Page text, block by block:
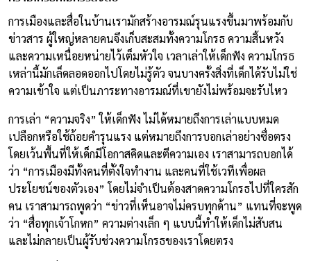
การเมืองและสื่อในบ้านเรามักสร้างอารมณ์รุนแรงขึ้นมาพร้อมกับ
ข่าวสาร ผู้ใหญ่หลายคนจึงเก็บสะสมทั้งความโกรธ ความสิ้นหวัง
และความเหนื่อยหน่ายไว้เต็มหัวใจ เวลาเล่าให้เด็กฟัง ความโกรธ
เหล่านี้มักเล็ดลอดออกไปโดยไม่รู้ตัว จนบางครั้งสิ่งที่เด็กได้รับไม่ใช่
ความเข้าใจ แต่เป็นภาระทางอารมณ์ที่เขายังไม่พร้อมจะรับไหว
การเล่า “ความจริง” ให้เด็กฟัง ไม่ได้หมายถึงการเล่าแบบหมด
เปลือกหรือใช้ถ้อยคำรุนแรง แต่หมายถึงการบอกเล่าอย่างซื่อตรง
โดยเว้นพื้นที่ให้เด็กมีโอกาสคิดและตีความเอง เราสามารถบอกได้
ว่า “การเมืองมีทั้งคนที่ตั้งใจทำงาน และคนที่ใช้เวทีเพื่อผล
ประโยชน์ของตัวเอง” โดยไม่จำเป็นต้องสาดความโกรธไปที่ใครสัก
คน เราสามารถพูดว่า “ข่าวที่เห็นอาจไม่ครบทุกด้าน” แทนที่จะพูด
ว่า “สื่อทุกเจ้าโกหก” ความต่างเล็ก ๆ แบบนี้ทำให้เด็กไม่สับสน
และไม่กลายเป็นผู้รับช่วงความโกรธของเราโดยตรง